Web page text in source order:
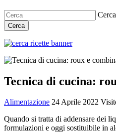
Cerca
Cerca
Tecnica di cucina:
Alimentazione 24 Aprile 2022
Quando si tratta di addensare dei
formulazioni e oggi sostituibile in